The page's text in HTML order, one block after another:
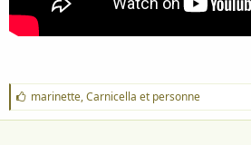
J
'
a
marinette,Carnicella et personne